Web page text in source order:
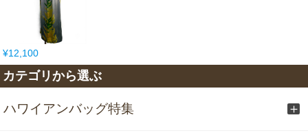
¥12,100
カテゴリから選ぶ
ハワイアンバッグ特集